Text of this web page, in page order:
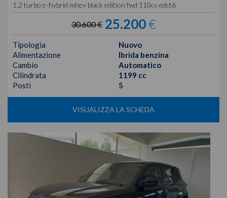
1.2 turbo e-hybrid mhev black edition fwd 110cv edct6
30.600 € 25.200€
Tipologia
Nuovo
Alimentazione
Ibrida benzina
Cambio
Automatico
Cilindrata
1199 cc
Posti
5
VISUALIZZA LA SCHEDA